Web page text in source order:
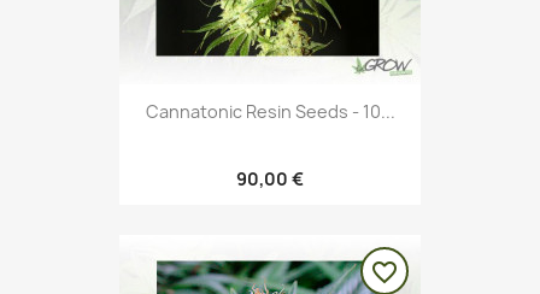
Cannatonic Resin Seeds - 10...
90,00 €
favorite_border